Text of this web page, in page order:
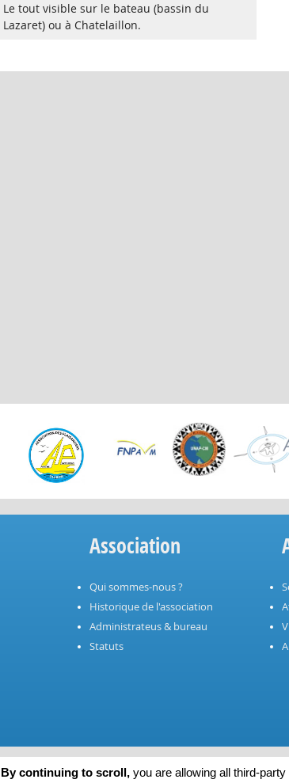
Le tout visible sur le bateau (bassin du
Lazaret) ou à Chatelaillon.
Association
Qui sommes-nous ?
Historique de l'association
Administrateus & bureau
Statuts
©
By continuing to scroll,you are allowing all third-